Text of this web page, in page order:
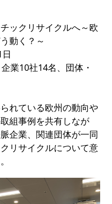
ックリサイクルへ～欧
動く？～
業10社14名、団体・
れている欧州の動向や
組事例を共有しなが
企業、関連団体が一同
リサイクルについて意